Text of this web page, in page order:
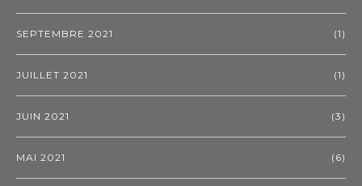
SEPTEMBRE 2021 (1)
JUILLET 2021 (1)
JUIN 2021 (3)
MAI 2021 (6)